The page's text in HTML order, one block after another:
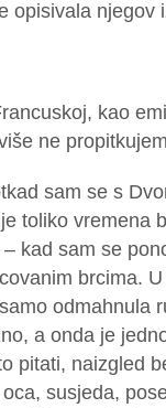
opisivala njegov
kao
ne
sam se s
toliko vremena
kad sam se
brcima.
odmahnula
a onda je
pitati, naizgled
susjeda,